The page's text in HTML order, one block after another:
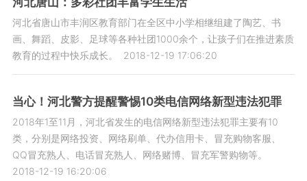
河北省唐山市丰润区教育部门在全区中小学相继组建了陶艺、书
画、舞蹈、皮影、足球等各种社团1000余个，让孩子们在推进素质
教育的过程中快乐成长。
2018-12-19 17:06:20
当心！河北警方提醒警惕10类电信网络新型违法犯罪
2018年1至11月，河北省发生的电信网络新型违法犯罪主要有10
类，分别是网络投资、网络刷单、代办信用卡、冒充购物客服、
QQ冒充熟人、电话冒充熟人、网络赌博、冒充军警购物等。
2018-12-19 16:20:06